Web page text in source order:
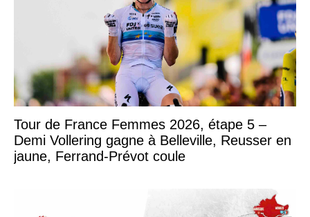
Tour de France Femmes 2026, étape 5 –
Demi Vollering gagne à Belleville, Reusser en
jaune, Ferrand-Prévot coule